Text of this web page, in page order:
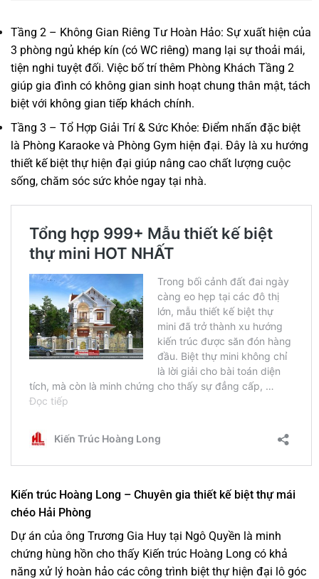
Tầng 2 – Không Gian Riêng Tư Hoàn Hảo: Sự xuất hiện của
3 phòng ngủ khép kín (có WC riêng) mang lại sự thoải mái,
tiện nghi tuyệt đối. Việc bố trí thêm Phòng Khách Tầng 2
giúp gia đình có không gian sinh hoạt chung thân mật, tách
biệt với không gian tiếp khách chính.
Tầng 3 – Tổ Hợp Giải Trí & Sức Khỏe: Điểm nhấn đặc biệt
là Phòng Karaoke và Phòng Gym hiện đại. Đây là xu hướng
thiết kế biệt thự hiện đại giúp nâng cao chất lượng cuộc
sống, chăm sóc sức khỏe ngay tại nhà.
Kiến trúc Hoàng Long – Chuyên gia thiết kế biệt thự mái
chéo Hải Phòng
Dự án của ông Trương Gia Huy tại Ngô Quyền là minh
chứng hùng hồn cho thấy Kiến trúc Hoàng Long có khả
năng xử lý hoàn hảo các công trình biệt thự hiện đại lô góc